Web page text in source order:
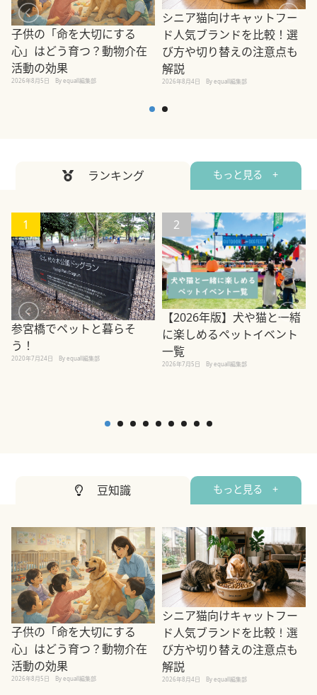
子供の「命を大切にする
心」はどう育つ？動物介在
活動の効果
2026年8月5日 By equall編集部
シニア猫向けキャットフー
ド人気ブランドを比較！選
び方や切り替えの注意点も
解説
2026年8月4日 By equall編集部
ランキング もっと見る +
1
参宮橋でペットと暮らそ
う！
2020年7月24日 By equall編集部
2
【2026年版】犬や猫と一緒
に楽しめるペットイベント
一覧
2026年7月5日 By equall編集部
豆知識 もっと見る +
子供の「命を大切にする
心」はどう育つ？動物介在
活動の効果
2026年8月5日 By equall編集部
シニア猫向けキャットフー
ド人気ブランドを比較！選
び方や切り替えの注意点も
解説
2026年8月4日 By equall編集部